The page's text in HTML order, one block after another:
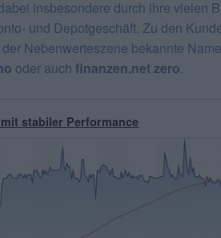
insbesondere durch ihre vielen
und Depotgeschäft. Zu den
Nebenwerteszene bekannte
oder auch finanzen.net zero.
stabiler Performance